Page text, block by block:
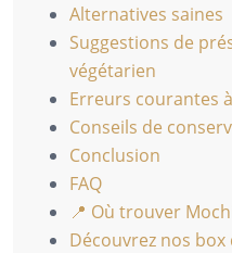
Alternatives saines
Suggestions de
végétarien
Erreurs courantes
Conseils de
Conclusion
FAQ
📍 Où trouver
Découvrez nos